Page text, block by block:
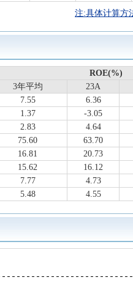
注:具体计算方
ROE(%)
3年平均
23A
7.55
6.36
1.37
-3.05
2.83
4.64
75.60
63.70
16.81
20.73
15.62
16.12
7.77
4.73
5.48 4.55